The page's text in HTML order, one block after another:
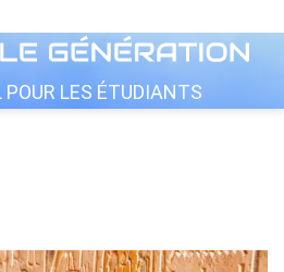
POUR LES ÉTUDIANTS